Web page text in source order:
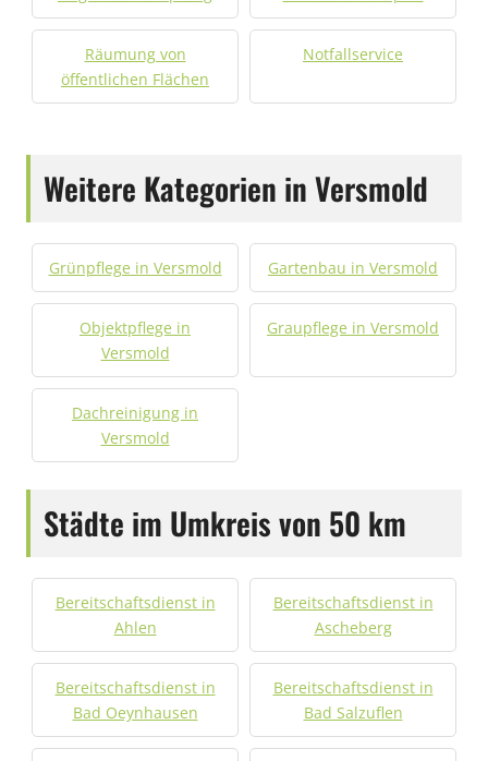
Räumung von
öffentlichen Flächen
Notfallservice
Weitere Kategorien in Versmold
Grünpflege in Versmold Gartenbau in Versmold
Objektpflege in
Versmold
Graupflege in Versmold
Dachreinigung in
Versmold
Städte im Umkreis von 50 km
Bereitschaftsdienst in
Ahlen
Bereitschaftsdienst in
Ascheberg
Bereitschaftsdienst in
Bad Oeynhausen
Bereitschaftsdienst in
Bad Salzuflen